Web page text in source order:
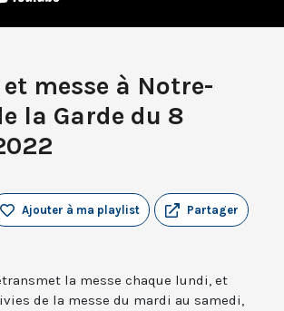
messe à Notre-
la Garde du 8
Partager
Ajouter à ma playlist
la messe chaque lundi, et
de la messe du mardi au samedi,